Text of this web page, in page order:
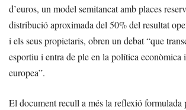
d’euros, un model semitancat amb places
distribució aproximada del 50% del resultat
i els seus propietaris, obren un debat “que
esportiu i entra de ple en la política econòmica
europea”.
El document recull a més la reflexió formulada